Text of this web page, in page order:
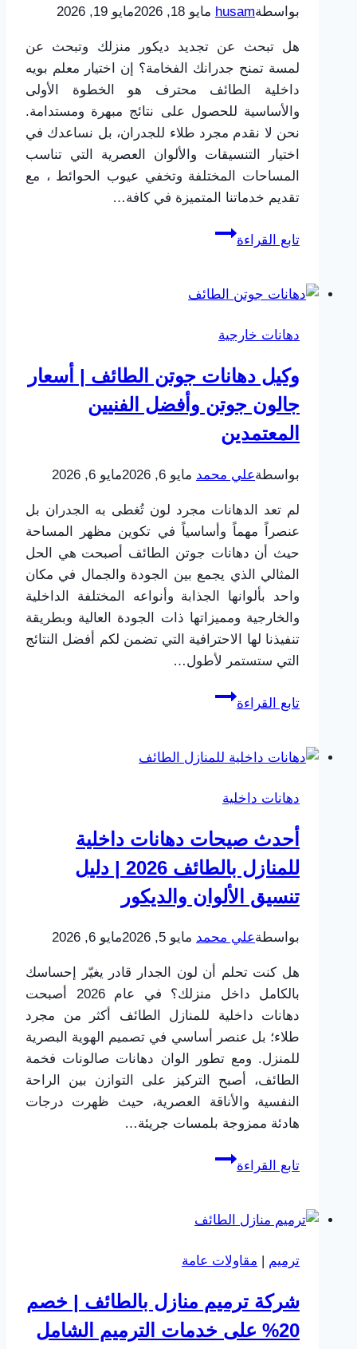
حديثة
تشيخ
بواسطةhusam مايو 18, 2026 مايو 19, 2026
​هل تبحث عن تجديد ديكور منزلك وتبحث عن
لمسة تمنح جدرانك الفخامة؟ إن اختيار معلم بويه
داخلية الطائف محترف هو الخطوة الأولى
والأساسية للحصول على نتائج مبهرة ومستدامة.
نحن لا نقدم مجرد طلاء للجدران، بل نساعدك في
اختيار التنسيقات والألوان العصرية التي تناسب
المساحات المختلفة وتخفي عيوب الحوائط ، مع
تقديم خدماتنا المتميزة في كافة…
تابع القراءة
معلم
الطائف
دهانات
وجودة
تضمن
دهانات خارجية
وكيل دهانات جوتن الطائف | أسعار
جالون جوتن وأفضل الفنيين
المعتمدين
بواسطةعلي محمد مايو 6, 2026 مايو 6, 2026
لم تعد الدهانات مجرد لون تُغطى به الجدران بل
عنصراً مهماً وأساسياً في تكوين مظهر المساحة
حيث أن دهانات جوتن الطائف أصبحت هي الحل
المثالي الذي يجمع بين الجودة والجمال في مكان
واحد بألوانها الجذابة وأنواعه المختلفة الداخلية
والخارجية ومميزاتها ذات الجودة العالية وبطريقة
تنفيذنا لها الاحترافية التي تضمن لكم أفضل النتائج
التي ستستمر لأطول…
تابع القراءة
وكيل
الطائف
أسعار
جوتن
وأفضل
الفنيين
المعتمدين
دهانات داخلية
أحدث صيحات دهانات داخلية
للمنازل بالطائف 2026 | دليل
تنسيق الألوان والديكور
بواسطةعلي محمد مايو 5, 2026 مايو 6, 2026
هل كنت تحلم أن لون الجدار قادر يغيّر إحساسك
بالكامل داخل منزلك؟ في عام 2026 أصبحت
دهانات داخلية للمنازل الطائف أكثر من مجرد
طلاء؛ بل عنصر أساسي في تصميم الهوية البصرية
للمنزل. ومع تطور الوان دهانات صالونات فخمة
الطائف، أصبح التركيز على التوازن بين الراحة
النفسية والأناقة العصرية، حيث ظهرت درجات
هادئة ممزوجة بلمسات جريئة…
تابع القراءة
أحدث
داخلية
بالطائف
|
دليل
ترميم مقاولات عامة
شركة ترميم منازل بالطائف | خصم
20% على خدمات الترميم الشامل